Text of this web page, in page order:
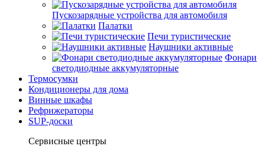
Пускозарядные устройства для автомобиля
Палатки
Печи туристические
Наушники активные
Фонари
светодиодные аккумуляторные
Термосумки
Кондиционеры для дома
Винные шкафы
Рефрижераторы
SUP-доски
Сервисные центры